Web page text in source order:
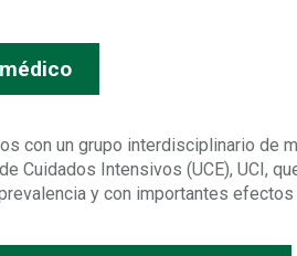
con un grupo interdisciplinario de
Cuidados Intensivos (UCE), UCI,
y con importantes efectos